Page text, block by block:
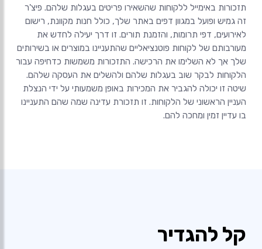
תזכורות באימייל ללקוחות שהשאירו פריטים בעגלות שלהם. פיצ'ר
זה גמיש ופועל במגוון דפים באתר שלך, כולל חנות מקוונת, רישום
לאירועים, דפי תרומות, והזמנת תורים. זו דרך יעילה לחדש את
מעורבותם של לקוחות פוטנציאליים שהתעניינו במוצרים או בשירותים
שלך אך לא השלימו את הרכישה. התזכורות משמשות כדחיפה עבור
הלקוחות לבקר שוב בעגלות שלהם ולהשלים את העסקה שלהם.
שיטה זו יכולה להגביר את המכירות באופן משמעותי על ידי הנצלת
העניין הראשוני של הלקוחות. זו תזכורת עדינה שמה שהם התעניינו
בו עדיין זמין ומחכה להם.
קל להגדיר